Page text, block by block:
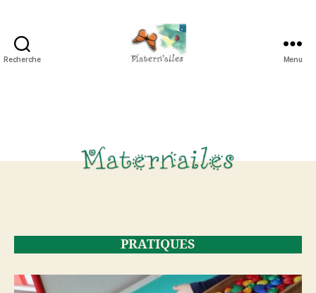
Recherche Menu
PRATIQUES